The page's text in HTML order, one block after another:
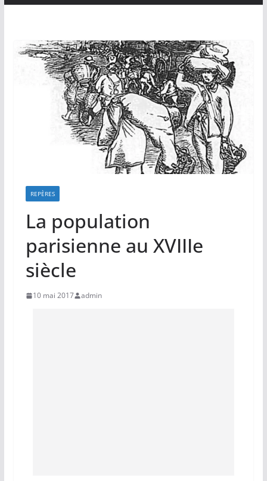
REPÈRES
La population
parisienne au XVIIIe
siècle
10 mai 2017 admin